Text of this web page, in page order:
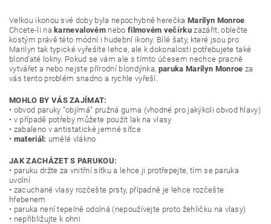
Velkou ikonou své doby byla nepochybně herečka Marilyn Monroe.
Chcete-li na karnevalovém nebo filmovém večírku zazářit, oblečte
kostým právě této módní i hudební ikony. Bílé šaty, které jsou pro
Marilyn tak typické vyřešíte lehce, ale k dokonalosti potřebujete také
blonďaté lokny. Pokud se vám ale s tímto účesem nechce pracně
vytvářet a nebo nejste přírodní blondýnka, paruka Marilyn Monroe za
vás tento problém snadno a rychle vyřeší.
MOHLO BY VÁS ZAJÍMAT:
• obvod paruky “objímá” pružná guma (vhodné pro jakýkoli obvod hlavy)
• v případě potřeby můžete použít lak na vlasy
• zabaleno v antistatické jemné síťce
• materiál: umělé vlákno
JAK ZACHÁZET S PARUKOU:
• paruku držte za vnitřní síťku a lehce ji protřepejte, tím se paruka
uvolní
• zacuchané vlasy rozčešte prsty, případně je lehce rozčešte
hřebenem
• paruka není tepelně odolná (nepoužívejte proto žehličku na vlasy)
• nepřibližujte k ohni